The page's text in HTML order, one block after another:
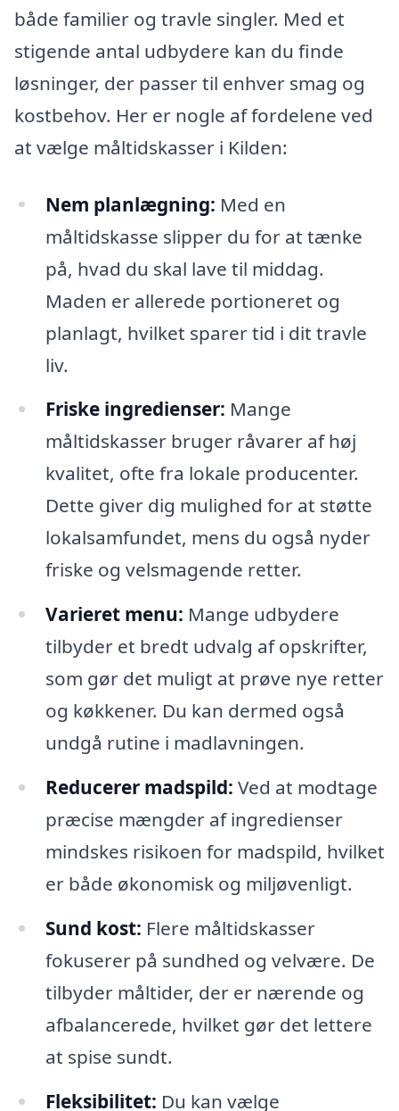
både familier og travle singler. Med et
stigende antal udbydere kan du finde
løsninger, der passer til enhver smag og
kostbehov. Her er nogle af fordelene ved
at vælge måltidskasser i Kilden:
Nem planlægning: Med en
måltidskasse slipper du for at tænke
på, hvad du skal lave til middag.
Maden er allerede portioneret og
planlagt, hvilket sparer tid i dit travle
liv.
Friske ingredienser: Mange
måltidskasser bruger råvarer af høj
kvalitet, ofte fra lokale producenter.
Dette giver dig mulighed for at støtte
lokalsamfundet, mens du også nyder
friske og velsmagende retter.
Varieret menu: Mange udbydere
tilbyder et bredt udvalg af opskrifter,
som gør det muligt at prøve nye retter
og køkkener. Du kan dermed også
undgå rutine i madlavningen.
Reducerer madspild: Ved at modtage
præcise mængder af ingredienser
mindskes risikoen for madspild, hvilket
er både økonomisk og miljøvenligt.
Sund kost: Flere måltidskasser
fokuserer på sundhed og velvære. De
tilbyder måltider, der er nærende og
afbalancerede, hvilket gør det lettere
at spise sundt.
Fleksibilitet: Du kan vælge